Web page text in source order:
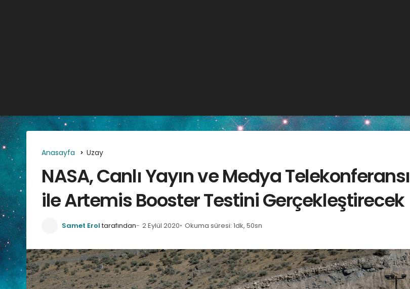
Anasayfa Uzay
NASA, Canlı Yayın ve Medya Telekonferansı
ile Artemis Booster Testini Gerçekleştirecek
Samet Erol tarafından 2 Eylül 2020 Okuma süresi: 1dk, 50sn